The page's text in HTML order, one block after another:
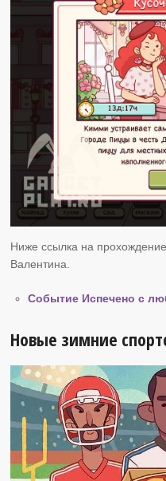
Ниже ссылка на
Валентина.
Событие Испечено с
Новые зимние